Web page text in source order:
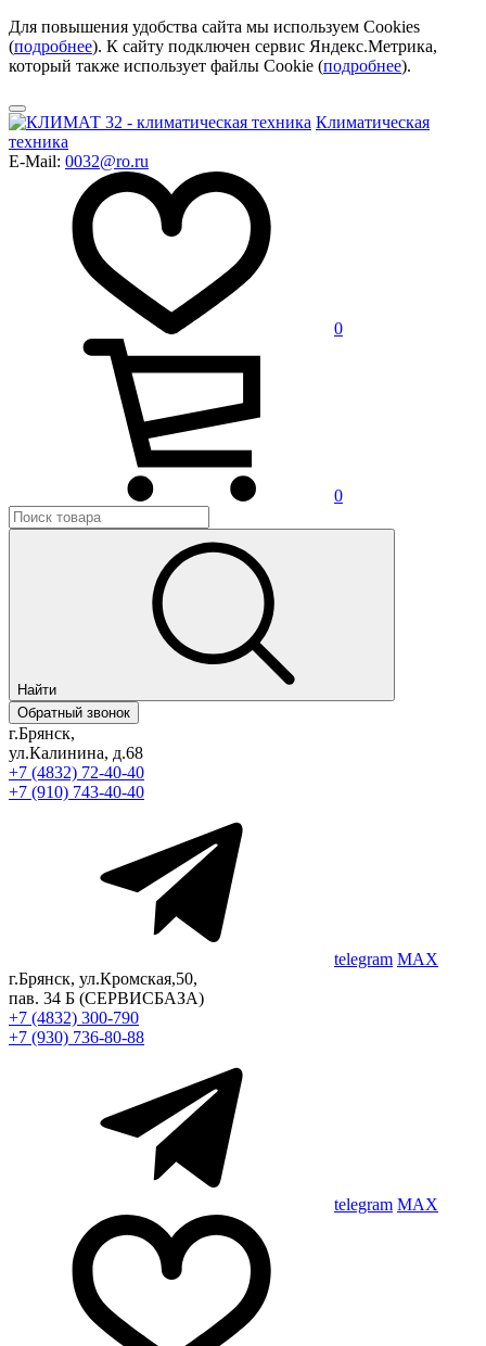
Для повышения удобства сайта мы используем Cookies
(подробнее). К сайту подключен сервис Яндекс.Метрика,
который также использует файлы Cookie (подробнее).
Климатическая
техника
E-Mail: 0032@ro.ru
0
0
Найти
Обратный звонок
г.Брянск,
ул.Калинина, д.68
+7 (4832) 72-40-40
+7 (910) 743-40-40
telegram MAX
г.Брянск, ул.Кромская,50,
пав. 34 Б (СЕРВИСБАЗА)
+7 (4832) 300-790
+7 (930) 736-80-88
telegram MAX